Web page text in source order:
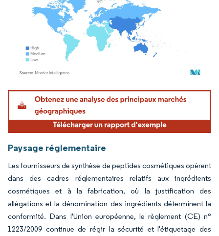
Image © Mordor Intelligence. La réutilisation nécessite une attribution sous CC BY
Paysage réglementaire
Les fournisseurs de synthèse de peptides cosmétiques opèrent
dans des cadres réglementaires relatifs aux ingrédients
cosmétiques et à la fabrication, où la justification des
allégations et la dénomination des ingrédients déterminent la
conformité. Dans l'Union européenne, le règlement (CE) n°
1223/2009 continue de régir la sécurité et l'étiquetage des